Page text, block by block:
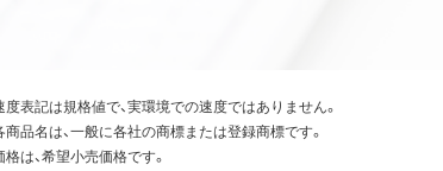
表記は規格値で、実環境での速度ではありません。
品名は、一般に各社の商標または登録商標です。
は、希望小売価格です。